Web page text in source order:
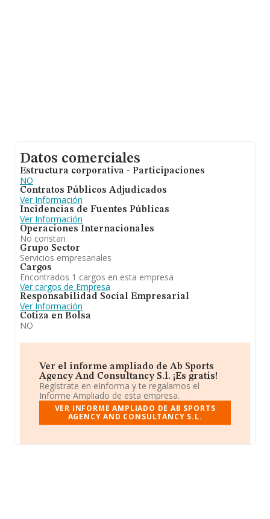
Datos comerciales
Estructura corporativa - Participaciones
NO
Contratos Públicos Adjudicados
Ver Información
Incidencias de Fuentes Públicas
Ver Información
Operaciones Internacionales
No constan
Grupo Sector
Servicios empresariales
Cargos
Encontrados 1 cargos en esta empresa
Ver cargos de Empresa
Responsabilidad Social Empresarial
Ver Información
Cotiza en Bolsa
NO
Ver el informe ampliado de Ab Sports
Agency And Consultancy S.l. ¡Es gratis!
Regístrate en eInforma y te regalamos el
Informe Ampliado de esta empresa.
VER INFORME AMPLIADO DE AB SPORTS
AGENCY AND CONSULTANCY S.L.